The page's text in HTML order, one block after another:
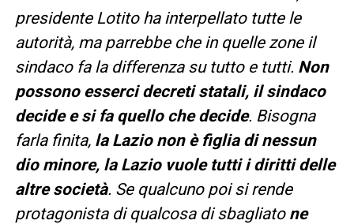
presidente Lotito ha interpellato tutte le
autorità, ma parrebbe che in quelle zone il
sindaco fa la differenza su tutto e tutti. Non
possono esserci decreti statali, il sindaco
decide e si fa quello che decide. Bisogna
farla finita, la Lazio non è figlia di nessun
dio minore, la Lazio vuole tutti i diritti delle
altre società. Se qualcuno poi si rende
protagonista di qualcosa di sbagliato ne